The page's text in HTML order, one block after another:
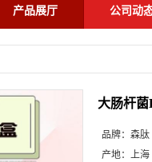
产品展厅 公司动
大肠杆菌
品牌： 森肽
产地： 上海